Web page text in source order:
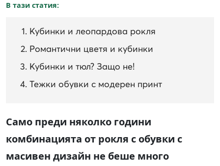
В тази статия:
Кубинки и леопардова рокля
Романтични цветя и кубинки
Кубинки и тюл? Защо не!
Тежки обувки с модерен принт
Само преди няколко години
комбинацията от рокля с обувки с
масивен дизайн не беше много